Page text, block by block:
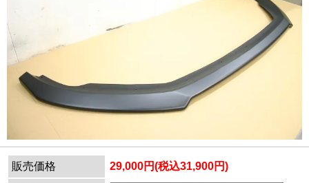
販売価格 29,000円(税込31,900円)